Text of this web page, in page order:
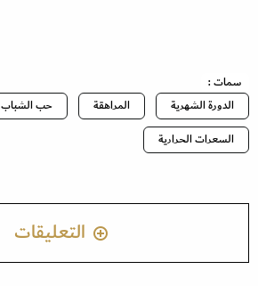
سمات :
الدورة الشهرية
المراهقة
حب الشباب
السعرات الحرارية
التعليقات